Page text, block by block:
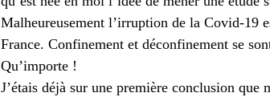
Malheureusement l’irruption de la Covid-19
France. Confinement et déconfinement se
Qu’importe !
J’étais déjà sur une première conclusion